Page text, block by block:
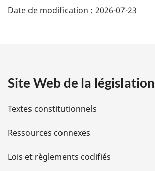
n
é
i
l
s
d
Date de modification : 2026-07-23
Site Web de la législation
Textes constitutionnels
Ressources connexes
Lois et règlements codifiés